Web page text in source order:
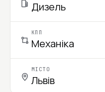
Дизель
КПП
Механіка
МІСТО
Львів